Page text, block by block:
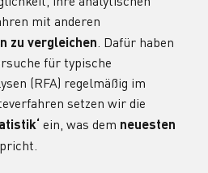
zu vergleichen . Dafür haben
für typische
(RFA) regelmäßig im
setzen wir die
ein, was dem neuesten